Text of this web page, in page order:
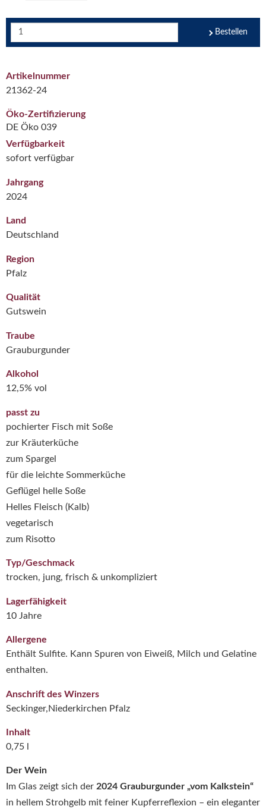
Der Wein
Im Glas zeigt sich der 2024 Grauburgunder „vom Kalkstein“
in hellem Strohgelb mit feiner Kupferreflexion – ein eleganter
Bestellen
Artikelnummer
21362-24
Öko-Zertifizierung
DE Öko 039
Verfügbarkeit
sofort verfügbar
Jahrgang
2024
Land
Deutschland
Region
Pfalz
Qualität
Gutswein
Traube
Grauburgunder
Alkohol
12,5% vol
passt zu
pochierter Fisch mit Soße
zur Kräuterküche
zum Spargel
für die leichte Sommerküche
Geflügel helle Soße
Helles Fleisch (Kalb)
vegetarisch
zum Risotto
Typ/Geschmack
trocken, jung, frisch & unkompliziert
Lagerfähigkeit
10 Jahre
Allergene
Enthält Sulfite. Kann Spuren von Eiweiß, Milch und Gelatine
enthalten.
Anschrift des Winzers
Seckinger,Niederkirchen Pfalz
Inhalt
0,75 l